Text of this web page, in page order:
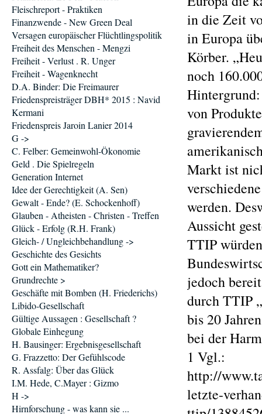
in die Zeit
in Europa
Körber.
noch
von
Markt ist
werden.
Aussicht
TTIP
jedoch
durch TTIP
bis 20
bei der
1 Vgl.:
http://
letzte-
Fleischreport - Praktiken
Finanzwende - New Green Deal
Versagen europäischer Flüchtlingspolitik
Freiheit des Menschen - Mengzi
Freiheit - Verlust . R. Unger
Freiheit - Wagenknecht
D.A. Binder: Die Freimaurer
Friedenspreisträger DBH* 2015 : Navid
Kermani
Friedenspreis Jaroin Lanier 2014
G ->
C. Felber: Gemeinwohl-Ökonomie
Geld . Die Spielregeln
Generation Internet
Idee der Gerechtigkeit (A. Sen)
Gewalt - Ende? (E. Schockenhoff)
Glauben - Atheisten - Christen - Treffen
Glück - Erfolg (R.H. Frank)
Gleich- / Ungleichbehandlung ->
Geschichte des Gesichts
Gott ein Mathematiker?
Grundrechte >
Geschäfte mit Bomben (H. Friederichs)
Libido-Gesellschaft
Gültige Aussagen : Gesellschaft ?
Globale Einhegung
H. Bausinger: Ergebnisgesellschaft
G. Frazzetto: Der Gefühlscode
R. Assfalg: Über das Glück
I.M. Hede, C.Mayer : Gizmo
H ->
Hirnforschung - was kann sie ...